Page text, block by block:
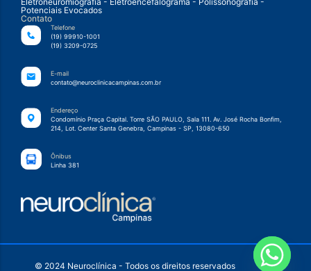
Potenciais Evocados
Contato
Telefone
(19) 99910-1001
(19) 3209-0725
E-mail
contato@neuroclinicacampinas.com.br
Endereço
Condomínio Praça Capital. Torre SÃO PAULO, Sala 111. Av. José Rocha Bonfim,
214, Lot. Center Santa Genebra, Campinas - SP, 13080-650
Ônibus
Linha 381
© 2024 Neuroclínica - Todos os direitos reservados